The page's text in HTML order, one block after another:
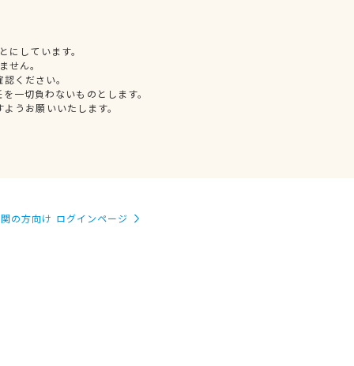
しています。
せん。
ください。
一切負わないものとします。
うお願いいたします。
の方向け ログインページ